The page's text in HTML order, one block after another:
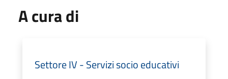
A cura di
Settore IV - Servizi socio educativi